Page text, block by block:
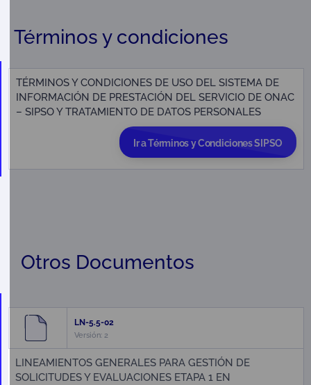
Términos y condiciones
TÉRMINOS Y CONDICIONES DE USO DEL SISTEMA DE
INFORMACIÓN DE PRESTACIÓN DEL SERVICIO DE ONAC
– SIPSO Y TRATAMIENTO DE DATOS PERSONALES
Ir a Términos y Condiciones SIPSO
Otros Documentos
LN-5.5-02
Versión: 2
LINEAMIENTOS GENERALES PARA GESTIÓN DE
SOLICITUDES Y EVALUACIONES ETAPA 1 EN